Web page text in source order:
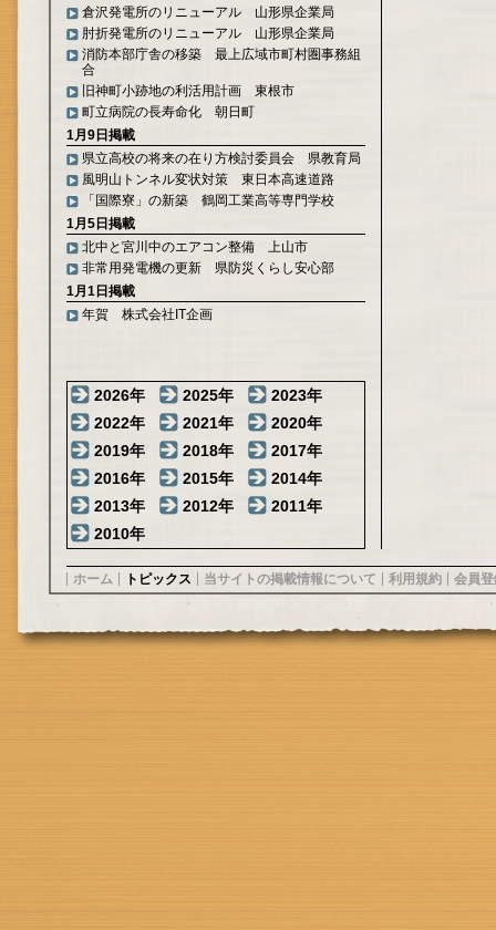
倉沢発電所のリニューアル 山形県企業局
肘折発電所のリニューアル 山形県企業局
消防本部庁舎の移築 最上広域市町村圏事務組
合
旧神町小跡地の利活用計画 東根市
町立病院の長寿命化 朝日町
1月9日掲載
県立高校の将来の在り方検討委員会 県教育局
風明山トンネル変状対策 東日本高速道路
「国際寮」の新築 鶴岡工業高等専門学校
1月5日掲載
北中と宮川中のエアコン整備 上山市
非常用発電機の更新 県防災くらし安心部
1月1日掲載
年賀 株式会社IT企画
2026年 2025年
2023年
2022年
2021年
2020年
2019年
2018年
2017年
2016年
2015年
2014年
2013年
2012年
2011年
2010年
ホーム トピックス 当サイトの掲載情報について 利用規約 会員